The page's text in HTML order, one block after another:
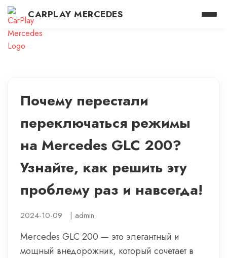
CARPLAY MERCEDES
Почему перестали
переключаться режимы
на Mercedes GLC 200?
Узнайте, как решить эту
проблему раз и навсегда!
2024-10-09 | admin
Mercedes GLC 200 — это элегантный и
мощный внедорожник, который сочетает в